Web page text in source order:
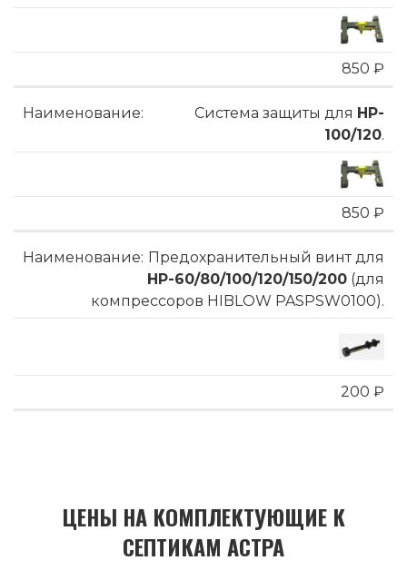
850 ₽
Система защиты для HP-
100/120.
850 ₽
Предохранительный винт для
HP-60/80/100/120/150/200 (для
компрессоров HIBLOW PASPSW0100).
200 ₽
ЦЕНЫ НА КОМПЛЕКТУЮЩИЕ К
СЕПТИКАМ АСТРА